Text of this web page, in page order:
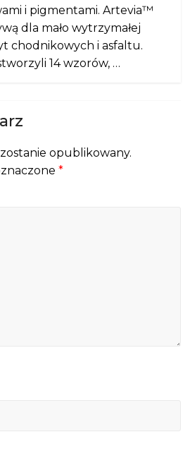
i pigmentami. Artevia™
dla mało wytrzymałej
chodnikowych i asfaltu.
14 wzorów, …
opublikowany.
*